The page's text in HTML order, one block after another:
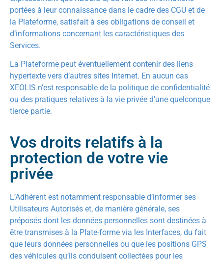
portées à leur connaissance dans le cadre des CGU et de
la Plateforme, satisfait à ses obligations de conseil et
d’informations concernant les caractéristiques des
Services.
La Plateforme peut éventuellement contenir des liens
hypertexte vers d’autres sites Internet. En aucun cas
XEOLIS n’est responsable de la politique de confidentialité
ou des pratiques relatives à la vie privée d’une quelconque
tierce partie.
Vos droits relatifs à la
protection de votre vie
privée
L’Adhérent est notamment responsable d’informer ses
Utilisateurs Autorisés et, de manière générale, ses
préposés dont les données personnelles sont destinées à
être transmises à la Plate-forme via les Interfaces, du fait
que leurs données personnelles ou que les positions GPS
des véhicules qu’ils conduisent collectées pour les